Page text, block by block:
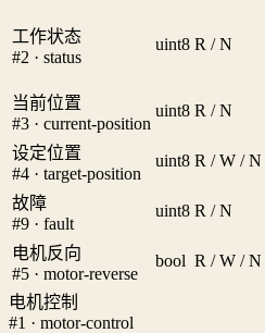
工作状态
#2 · status
uint8 R / N
当前位置
#3 · current-position
uint8 R / N
设定位置
#4 · target-position
uint8 R / W / N
故障
#9 · fault
uint8 R / N
电机反向
#5 · motor-reverse
bool R / W / N
电机控制
#1 · motor-control